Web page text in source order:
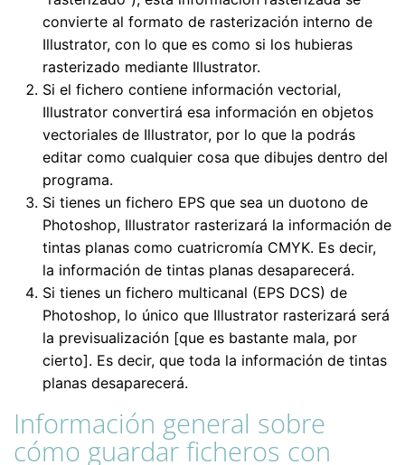
convierte al formato de rasterización interno de
Illustrator, con lo que es como si los hubieras
rasterizado mediante Illustrator.
Si el fichero contiene información vectorial,
Illustrator convertirá esa información en objetos
vectoriales de Illustrator, por lo que la podrás
editar como cualquier cosa que dibujes dentro del
programa.
Si tienes un fichero EPS que sea un duotono de
Photoshop, Illustrator rasterizará la información de
tintas planas como cuatricromía CMYK. Es decir,
la información de tintas planas desaparecerá.
Si tienes un fichero multicanal (EPS DCS) de
Photoshop, lo único que Illustrator rasterizará será
la previsualización [que es bastante mala, por
cierto]. Es decir, que toda la información de tintas
planas desaparecerá.
Información general sobre
cómo guardar ficheros con